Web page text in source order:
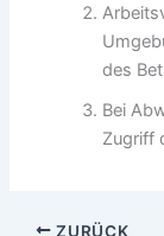
des
Bei
Zugriff
ZURÜCK